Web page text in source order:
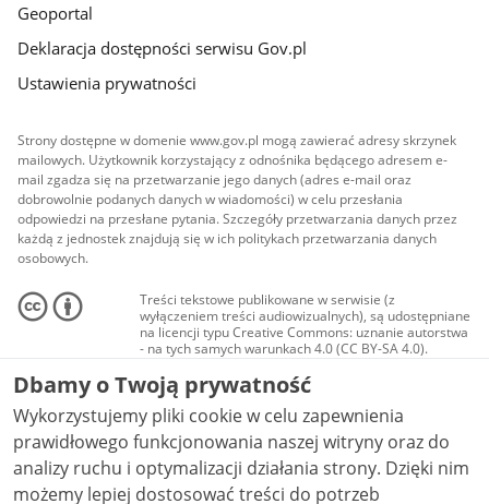
Geoportal
Deklaracja dostępności serwisu Gov.pl
Ustawienia prywatności
Strony dostępne w domenie www.gov.pl mogą zawierać adresy skrzynek
mailowych. Użytkownik korzystający z odnośnika będącego adresem e-
mail zgadza się na przetwarzanie jego danych (adres e-mail oraz
dobrowolnie podanych danych w wiadomości) w celu przesłania
odpowiedzi na przesłane pytania. Szczegóły przetwarzania danych przez
każdą z jednostek znajdują się w ich politykach przetwarzania danych
osobowych.
Treści tekstowe publikowane w serwisie (z
wyłączeniem treści audiowizualnych), są udostępniane
na licencji typu Creative Commons: uznanie autorstwa
- na tych samych warunkach 4.0 (CC BY-SA 4.0).
Materiały audiowizualne, w tym zdjęcia, materiały
audio i wideo, są udostępniane na licencji typu
Creative Commons: uznanie autorstwa użycie
niekomercyjne - bez utworów zależnych 4.0 (CC BY-
NC-ND 4.0), o ile nie jest to stwierdzone inaczej.
Dbamy o Twoją prywatność
Wykorzystujemy pliki cookie w celu zapewnienia
prawidłowego funkcjonowania naszej witryny oraz do
analizy ruchu i optymalizacji działania strony. Dzięki nim
możemy lepiej dostosować treści do potrzeb